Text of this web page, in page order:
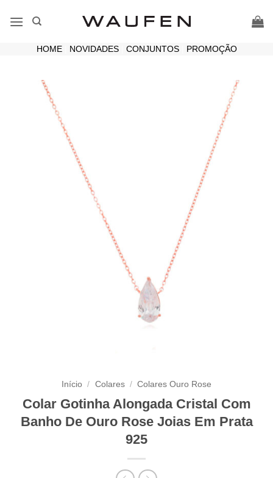
HOME| NOVIDADES| CONJUNTOS| PROMOÇÃO
Início / Colares / Colares Ouro Rose
Colar Gotinha Alongada Cristal Com
Banho De Ouro Rose Joias Em Prata
925